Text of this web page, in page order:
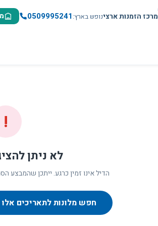
מרכז הזמנות ארצינופש בארץ 0509995241
!
לא ניתן
הדיל אינו זמין כרגע. ייתכן שהמבצע
חפש מלונות לתאריכים אלו